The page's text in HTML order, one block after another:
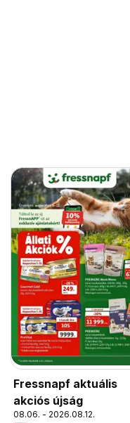
Fressnapf aktuális
akciós újság
08.06. - 2026.08.12.